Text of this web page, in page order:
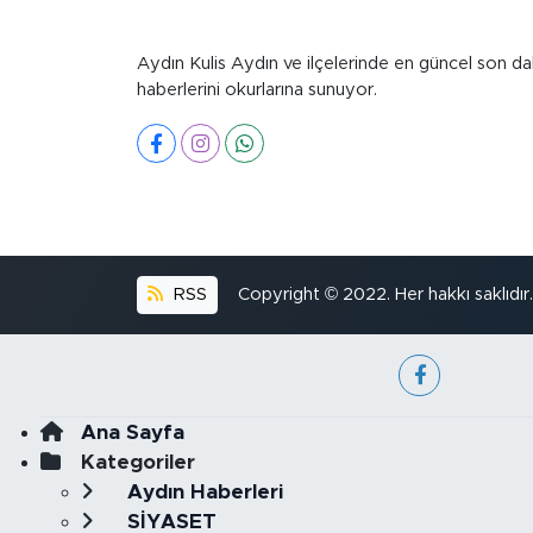
Aydın Kulis Aydın ve ilçelerinde en güncel son
haberlerini okurlarına sunuyor.
RSS Copyright © 2022. Her hakkı saklıdır.
Ana Sayfa
Kategoriler
Aydın Haberleri
SİYASET